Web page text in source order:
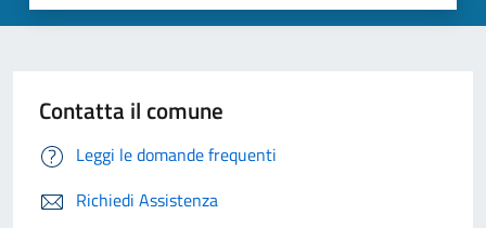
Contatta il comune
Leggi le domande frequenti
Richiedi Assistenza